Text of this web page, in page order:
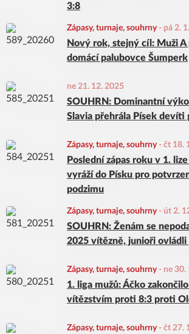
3:8
Zápasy, turnaje, souhrny - pá 2.
Nový rok, stejný cíl: Muži
domácí palubovce Šumperk
ne 21. 12. 2025
SOUHRN: Dominantní
Slavia přehrála Písek devíti
Zápasy, turnaje, souhrny - čt 18.
Poslední zápas roku v 1.
vyráží do Písku pro
podzimu
Zápasy, turnaje, souhrny - út 2.
SOUHRN: Ženám se
2025 vítězně, junioři ovládli
Zápasy, turnaje, souhrny - ne 30.
1. liga mužů: Áčko
vítězstvím proti 8:3 proti
Zápasy, turnaje, souhrny - čt 27.